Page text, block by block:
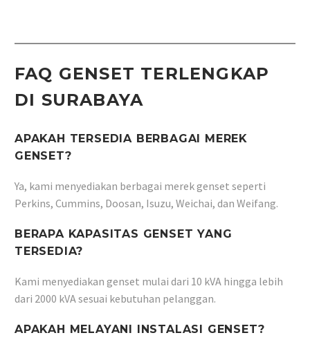
FAQ GENSET TERLENGKAP
DI SURABAYA
APAKAH TERSEDIA BERBAGAI MEREK
GENSET?
Ya, kami menyediakan berbagai merek genset seperti
Perkins, Cummins, Doosan, Isuzu, Weichai, dan Weifang.
BERAPA KAPASITAS GENSET YANG
TERSEDIA?
Kami menyediakan genset mulai dari 10 kVA hingga lebih
dari 2000 kVA sesuai kebutuhan pelanggan.
APAKAH MELAYANI INSTALASI GENSET?